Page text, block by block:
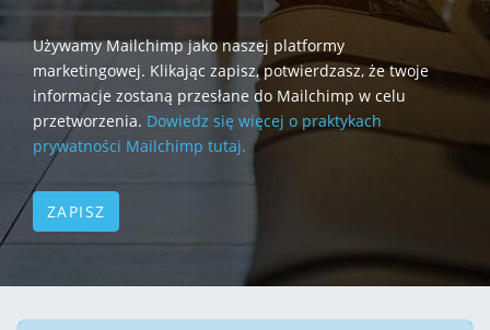
Używamy Mailchimp jako naszej platformy
marketingowej. Klikając zapisz, potwierdzasz, że twoje
informacje zostaną przesłane do Mailchimp w celu
przetworzenia. Dowiedz się więcej o praktykach
prywatności Mailchimp tutaj.